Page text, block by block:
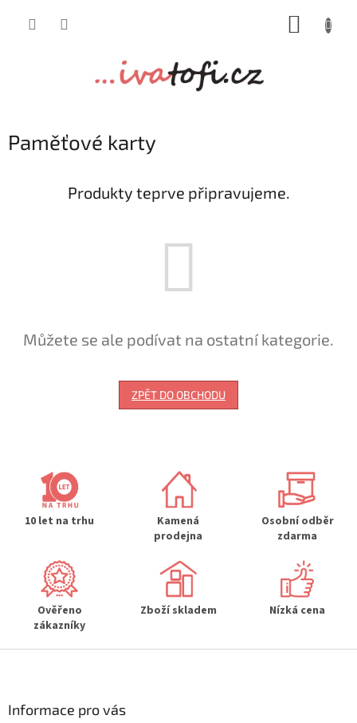
Paměťové karty
Produkty teprve připravujeme.
Můžete se ale podívat na ostatní kategorie.
ZPĚT DO OBCHODU
10 let na trhu
Kamená
prodejna
Osobní odběr
zdarma
Ověřeno
zákazníky
Zboží skladem Nízká cena
Informace pro vás